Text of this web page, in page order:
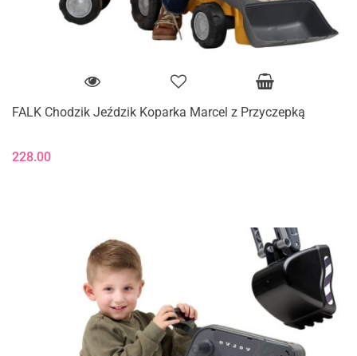
FALK Chodzik Jeździk Koparka Marcel z Przyczepką
228.00